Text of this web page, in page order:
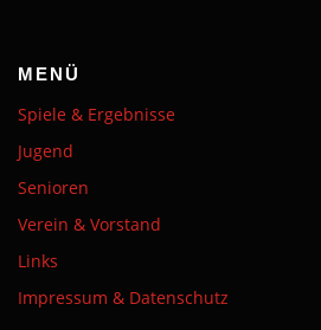
MENÜ
Spiele & Ergebnisse
Jugend
Senioren
Verein & Vorstand
Links
Impressum & Datenschutz